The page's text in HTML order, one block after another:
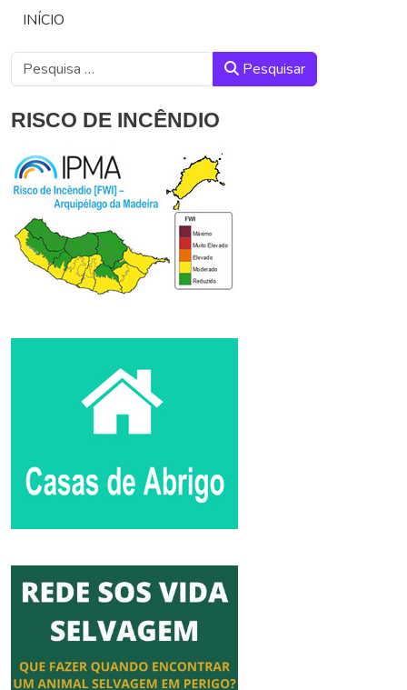
INÍCIO
Pesquisar Pesquisar
RISCO DE INCÊNDIO